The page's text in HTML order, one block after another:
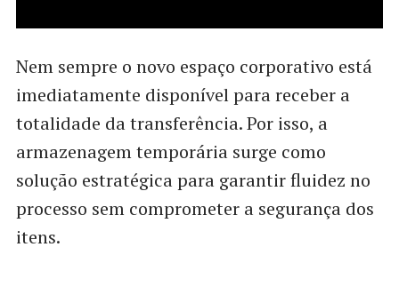
Nem sempre o novo espaço corporativo está
imediatamente disponível para receber a
totalidade da transferência. Por isso, a
armazenagem temporária surge como
solução estratégica para garantir fluidez no
processo sem comprometer a segurança dos
itens.